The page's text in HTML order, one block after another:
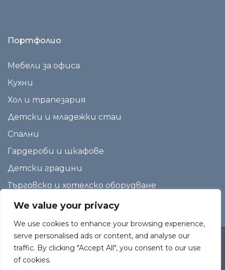
We value your privacy
We use cookies to enhance your browsing experience,
serve personalised ads or content, and analyse our
traffic. By clicking "Accept All", you consent to our use
of cookies.
Портфолио
Мебели за офиса
Кухни
Хол и трапезария
Детски и младежки стаи
Спални
Гардероби и шкафове
Детски градини
Търговско и хотелско оборудване
Copyright